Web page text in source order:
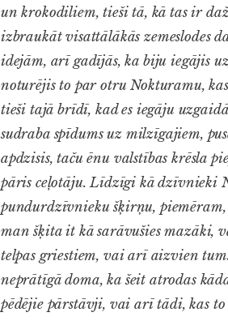
un krokodiliem, tieši tā, kā tas ir
izbraukāt visattālākās zemeslodes
idejām, arī gadījās, ka biju iegājis
noturējis to par otru Nokturamu,
tieši tajā brīdī, kad es iegāju
sudraba spīdums uz milzīgajiem,
apdzisis, taču ēnu valstības krēsla
pāris ceļotāju. Līdzīgi kā dzīvnieki
pundurdzīvnieku šķirņu, piemēram,
man šķita it kā sarāvušies mazāki,
telpas griestiem, vai arī aizvien
neprātīgā doma, ka šeit atrodas
pēdējie pārstāvji, vai arī tādi, kas